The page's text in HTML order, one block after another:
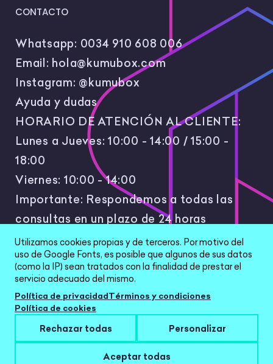
CONTACTO
Whatsapp: 0034 910 608 006
Email: hola@kumubox.com
Instagram: @kumubox
Ayuda y dudas
HORARIO DE ATENCIÓN AL CLIENTE:
Lunes a Jueves: 10:00 - 14:00 / 15:00 -
18:00
Viernes: 10:00 - 14:00
Importante: Respondemos a todas las
consultas en un plazo de 24 horas
laborales.
All Rights Reserved © 2026 |Política de
privacidad|Términos y condiciones|Aviso Legal
Configurar cookies
Utilizamos cookies propias y de terceros. Por motivo del
uso de Google Fonts, es posible que algunos de sus datos
(como la IP) sean tratados con la finalidad de prestar el
servicio adecuado del mismo.
Política de privacidadTérminos y condiciones
Política de cookies
Rechazar todas Personalizar
Aceptar todas